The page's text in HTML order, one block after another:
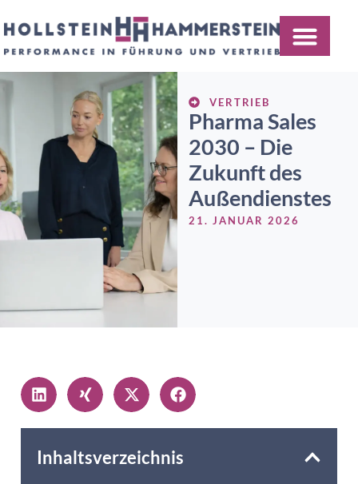
VERTRIEB
Pharma Sales
2030 – Die
Zukunft des
Außendienstes
21. JANUAR 2026
Inhaltsverzeichnis